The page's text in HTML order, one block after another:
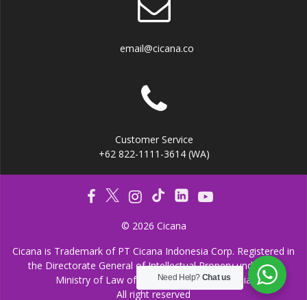
email@cicana.co
Customer Service
+62 822-1111-3614 (WA)
© 2026 Cicana
Cicana is Trademark of PT Cicana Indonesia Corp. Registered in
the Directorate General of Intellectual Propery under the
Ministry of Law of the Republic of Indonesia
All right reserved
Need Help? Chat us